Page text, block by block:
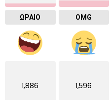
ΩΡΑΙΟ OMG
1,886 1,596